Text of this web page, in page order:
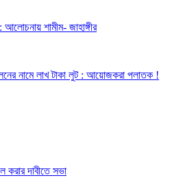
শামীম- জাহাঙ্গীর
নামে লাখ টাকা লুট : আয়োজকরা পলাতক !
করার দাবীতে সভা